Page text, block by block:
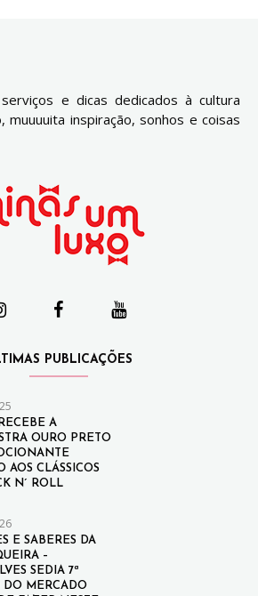
e dicas dedicados à cultura
muuuuita inspiração, sonhos e coisas
PUBLICAÇÕES
A
OURO PRETO
AOS CLÁSSICOS
N´ ROLL
E SABERES DA
–
SEDIA 7ª
DO MERCADO